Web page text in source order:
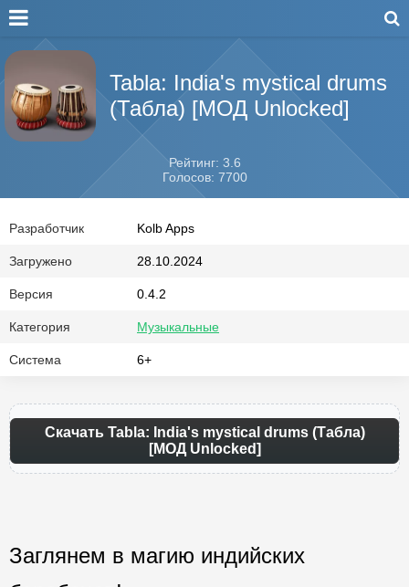
Tabla: India's mystical drums
(Табла) [МОД Unlocked]
Рейтинг: 3.6
Голосов: 7700
Разработчик Kolb Apps
Загружено 28.10.2024
Версия 0.4.2
Категория Музыкальные
Система 6+
Скачать Tabla: India's mystical drums (Табла)
[МОД Unlocked]
Заглянем в магию индийских